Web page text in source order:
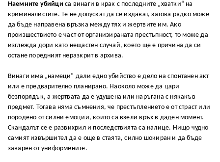
Наемните убийци са винаги в крак с последните „хватки“ на
криминалистите. Те не допускат да се издават, затова рядко може
да бъде направена връзка между тях и жертвите им. Ако
произшествието е част от организираната престъпност, то може да
изглежда дори като нещастен случай, което ще е причина да си
остане поредният неразкрит в архива.
Винаги има „намеци” дали едно убийство е дело на спонтанен акт
или е предварително планирано. Наоколо може да цари
безпорядък, а жертвата да е удушена или наръгана с някакъв
предмет. Тогава няма съмнения, че престъплението е от страст или
породено от силни емоции, които са взели връх в даден момент.
Скандалът се е развихрил и последствията са налице. Нищо чудно
самият извършител да е още в стаята, силно шокиран и да бъде
заварен от униформените.